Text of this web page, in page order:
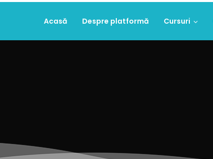
Acasă Despre platformă Cursuri